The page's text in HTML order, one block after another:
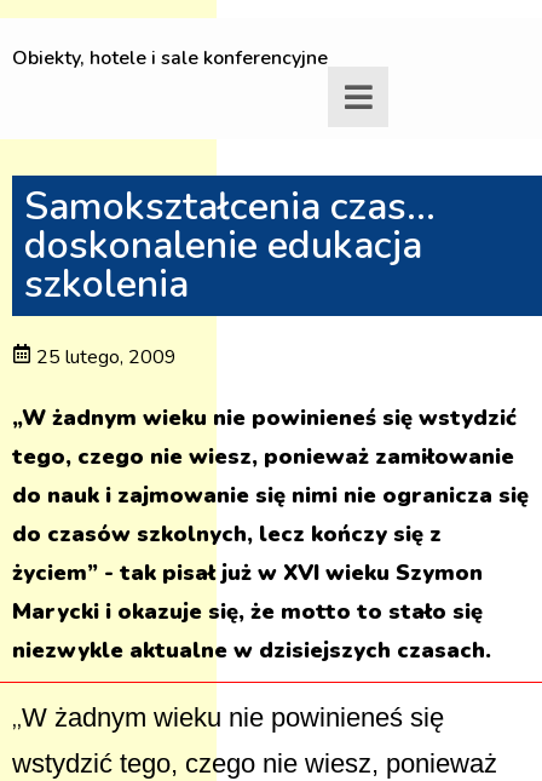
Obiekty, hotele i sale konferencyjne
Samokształcenia czas…
doskonalenie edukacja
szkolenia
25 lutego, 2009
„W żadnym wieku nie powinieneś się wstydzić
tego, czego nie wiesz, ponieważ zamiłowanie
do nauk i zajmowanie się nimi nie ogranicza się
do czasów szkolnych, lecz kończy się z
życiem” - tak pisał już w XVI wieku Szymon
Marycki i okazuje się, że motto to stało się
niezwykle aktualne w dzisiejszych czasach.
„W żadnym wieku nie powinieneś się
wstydzić tego, czego nie wiesz, ponieważ